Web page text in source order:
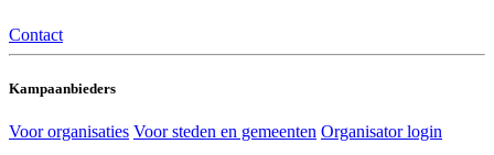
Contact
Kampaanbieders
Voor organisaties Voor steden en gemeenten Organisator login